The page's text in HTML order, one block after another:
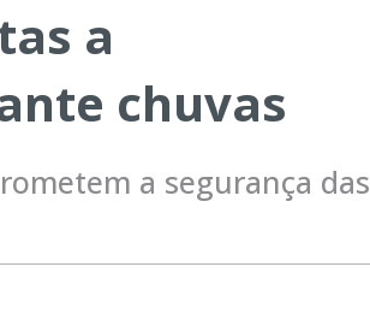
a
chuvas
a segurança das